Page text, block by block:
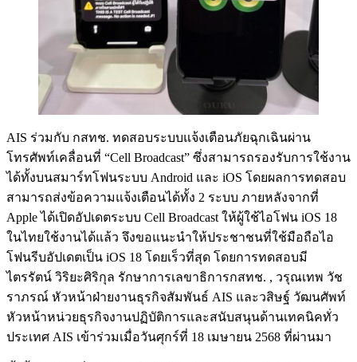
AIS ร่วมกับ กสทช. ทดสอบระบบแจ้งเตือนภัยฉุกเฉินผ่าน
โทรศัพท์เคลื่อนที่ “Cell Broadcast” ซึ่งสามารถรองรับการใช้งาน
ได้ทั้งบนสมาร์ทโฟนระบบ Android และ iOS โดยผลการทดสอบ
สามารถส่งข้อความแจ้งเตือนได้ทั้ง 2 ระบบ ภายหลังจากที่
Apple ได้เปิดอัปเดตระบบ Cell Broadcast ให้ผู้ใช้ไอโฟน iOS 18
ในไทยใช้งานได้แล้ว จึงขอแนะนำให้ประชาชนที่ใช้มือถือไอ
โฟนรีบอัปเดตเป็น iOS 18 โดยเร็วที่สุด โดยการทดสอบมี
ไตรรัตน์ วิริยะศิริกุล รักษาการเลขาธิการกสทช. , วรุณเทพ วัช
ราภรณ์ หัวหน้าฝ่ายงานธุรกิจสัมพันธ์ AIS และวสิษฐ์ วัฒนศัพท์
หัวหน้าหน่วยธุรกิจงานปฏิบัติการและสนับสนุนด้านเทคนิคทั่ว
ประเทศ AIS เข้าร่วมเมื่อวันศุกร์ที่ 18 เมษายน 2568 ที่ผ่านมา